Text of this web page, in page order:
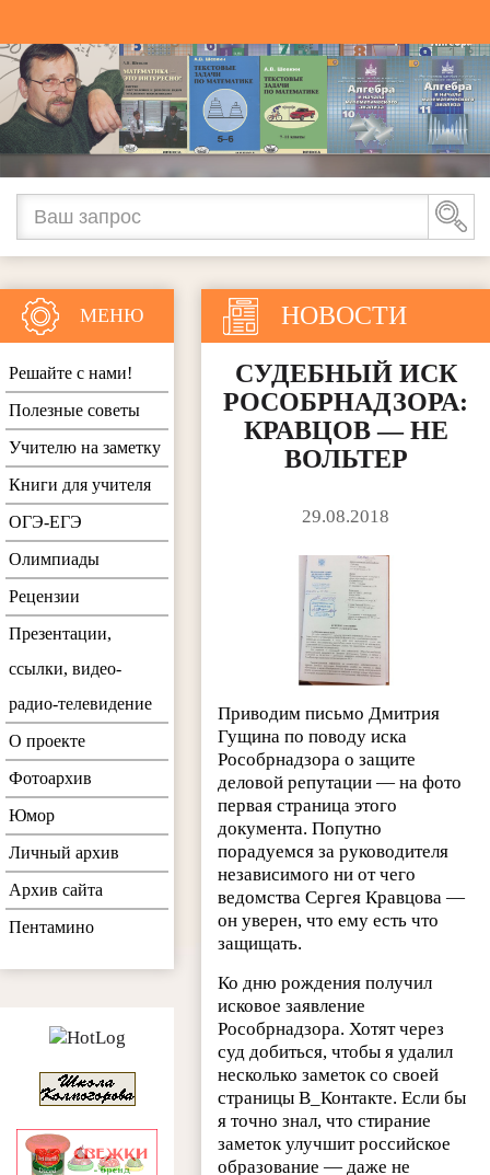
НОВОСТИ
СУДЕБНЫЙ ИСК
РОСОБРНАДЗОРА:
КРАВЦОВ — НЕ
ВОЛЬТЕР
29.08.2018
Приводим письмо Дмитрия
Гущина по поводу иска
Рособрнадзора о защите
деловой репутации — на фото
первая страница этого
документа. Попутно
порадуемся за руководителя
независимого ни от чего
ведомства Сергея Кравцова —
он уверен, что ему есть что
защищать.
Ко дню рождения получил
исковое заявление
Рособрнадзора. Хотят через
суд добиться, чтобы я удалил
несколько заметок со своей
страницы В_Контакте. Если бы
я точно знал, что стирание
заметок улучшит российское
образование — даже не
МЕНЮ
Решайте с нами!
Полезные советы
Учителю на заметку
Книги для учителя
ОГЭ-ЕГЭ
Олимпиады
Рецензии
Презентации,
ссылки, видео-
радио-телевидение
О проекте
Фотоархив
Юмор
Личный архив
Архив сайта
Пентамино